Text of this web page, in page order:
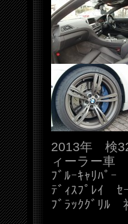
2013年 検
ィーラー車
ﾌﾞﾙｰｷｬﾘﾊﾟ
ﾃﾞｨｽﾌﾟﾚｲ ｾｰ
ﾌﾞﾗｯｸｸﾞﾘﾙ